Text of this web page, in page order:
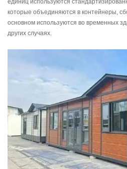
которые объединяются в контейнеры,
основном используются во временных
других случаях.